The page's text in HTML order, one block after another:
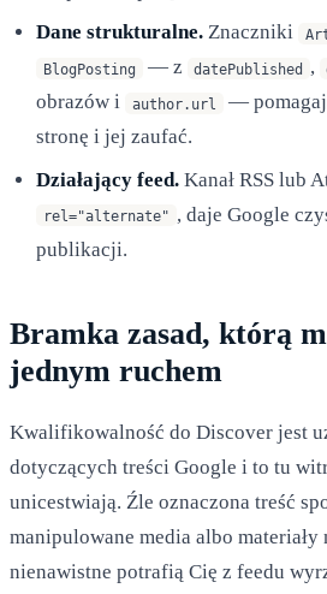
Dane strukturalne. Znaczniki
BlogPosting — z datePublished ,
obrazów i
author.url
—
stronę i jej zaufać.
Działający feed. Kanał RSS lub
rel="alternate" , daje Google
publikacji.
Bramka zasad, którą
jednym ruchem
Kwalifikowalność do Discover jest
dotyczących treści Google i to tu
unicestwiają. Źle oznaczona treść
manipulowane media albo materiały
nienawistne potrafią Cię z feedu